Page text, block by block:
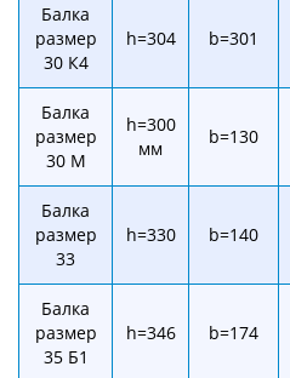
Балка
размер
30 К4
h=304 b=301
Балка
размер
30 М
h=300
мм
b=130
Балка
размер
33
h=330 b=140
Балка
размер
35 Б1
h=346 b=174